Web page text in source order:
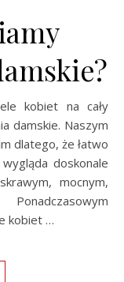
kobiet na cały
damskie. Naszym
dlatego, że łatwo
doskonale
mocnym,
kobiet …